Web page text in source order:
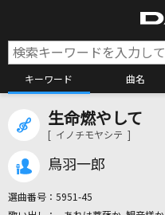
キーワード 曲名
生命燃やして
[ イノチモヤシテ ]
鳥羽一郎
選曲番号： 5951-45